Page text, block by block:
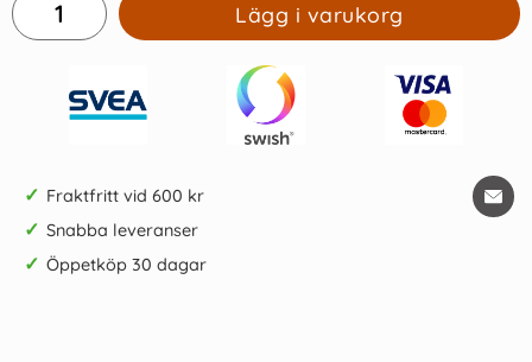
Lägg i varukorg
✓ Fraktfritt vid 600 kr
✓ Snabba leveranser
✓ Öppetköp 30 dagar